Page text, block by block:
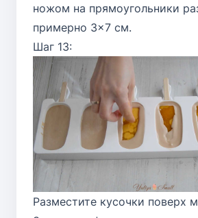
ножом на прямоугольники
примерно 3×7 см.
Шаг 13:
Разместите кусочки поверх